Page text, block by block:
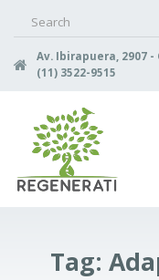
Av. Ibirapuera, 2907 -
(11) 3522-9515
Tag: